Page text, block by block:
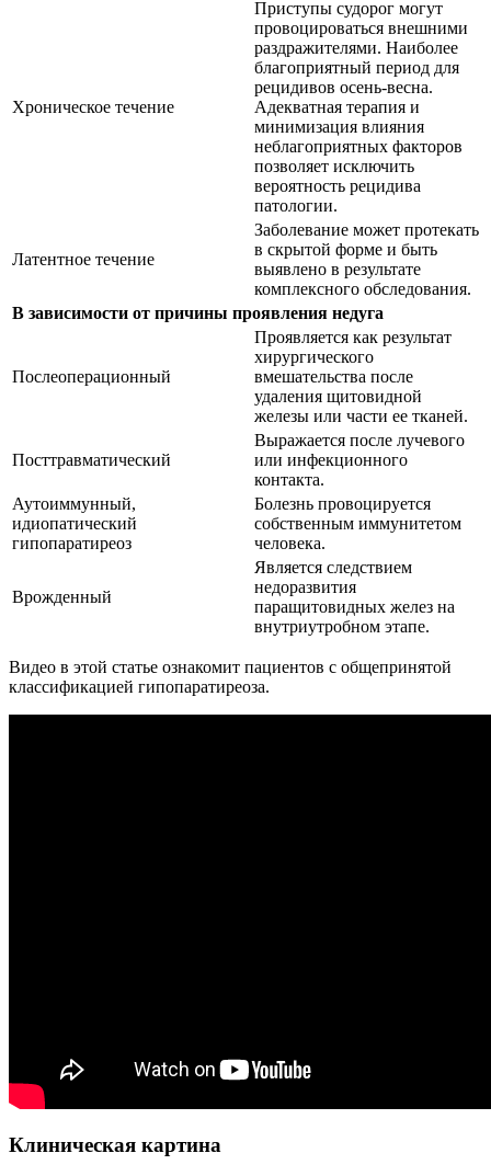
Хроническое течение
Приступы судорог могут
провоцироваться внешними
раздражителями. Наиболее
благоприятный период для
рецидивов осень-весна.
Адекватная терапия и
минимизация влияния
неблагоприятных факторов
позволяет исключить
вероятность рецидива
патологии.
Латентное течение
Заболевание может протекать
в скрытой форме и быть
выявлено в результате
комплексного обследования.
В зависимости от причины проявления недуга
Послеоперационный
Проявляется как результат
хирургического
вмешательства после
удаления щитовидной
железы или части ее тканей.
Посттравматический
Выражается после лучевого
или инфекционного
контакта.
Аутоиммунный,
идиопатический
гипопаратиреоз
Болезнь провоцируется
собственным иммунитетом
человека.
Врожденный
Является следствием
недоразвития
паращитовидных желез на
внутриутробном этапе.
Видео в этой статье ознакомит пациентов с общепринятой
классификацией гипопаратиреоза.
Клиническая картина